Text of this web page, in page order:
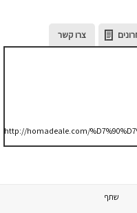
צרו קשר
http://homadeale.com/
שתף